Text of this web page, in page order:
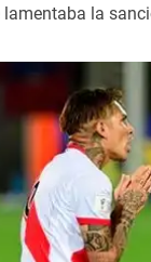
la